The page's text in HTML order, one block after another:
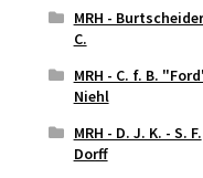
MRH -
C.
MRH - C. f. B.
Niehl
MRH - D. J. K. - S. F.
Dorff